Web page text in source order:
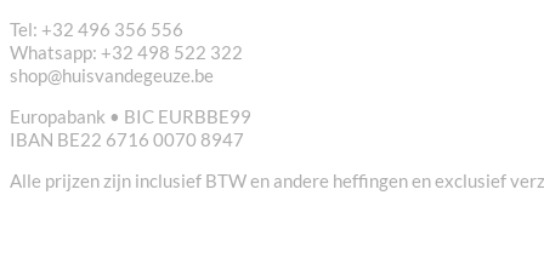
Tel: +32 496 356 556
Whatsapp: +32 498 522 322
shop@huisvandegeuze.be
Europabank • BIC EURBBE99
IBAN BE22 6716 0070 8947
Alle prijzen zijn inclusief BTW en andere heffingen en exclusief